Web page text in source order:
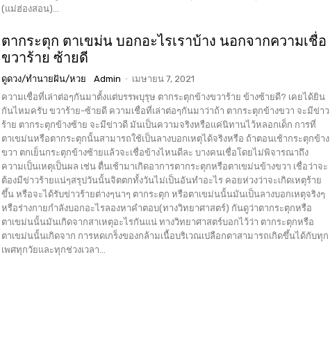
(แม่ฮ่องสอน)...
ตากระตุก ตาเขม่น บอกอะไรเราบ้าง นอกจากความเชื่อ
ขวาร้าย ซ้ายดี
ดูดวง/ทำนายฝัน/หวย Admin - เมษายน 7, 2021
ความเชื่อที่เล่าต่อๆกันมาตั้งแต่บรรพบุรุษ ตากระตุกข้างขวาร้าย ข้างซ้ายดี? เคยได้ยิน
กันไหมครับ ขวาร้าย-ซ้ายดี ความเชื่อที่เล่าต่อๆกันมาว่าถ้า ตากระตุกข้างขวา จะมีข่าว
ร้าย ตากระตุกข้างซ้าย จะมีข่าวดี มันเป็นความจริงหรือแค่นิทานไว้หลอกเด็ก การที่
ตาเขม่นหรือตากระตุกนั้นสามารถใช้เป็นลางบอกเหตุได้จริงหรือ ถ้าตอนเช้ากระตุกข้าง
ขวา ตกเย็นกระตุกข้างซ้ายแล้วจะเชื่อข้างไหนดีละ บางคนเชื่อโดยไม่พิจารณาถึง
ความเป็นเหตุเป็นผล เช่น ตื่นเช้ามาเกิดอาการตากระตุกหรือตาเขม่นข้างขวา เชื่อว่าจะ
ต้องมีข่าวร้ายแน่ๆสรุปวันนั้นจิตตกทั้งวันไม่เป็นอันทำอะไร คอยห่วงว่าจะเกิดเหตุร้าย
ขึ้น หรือจะได้รับข่าวร้ายต่างๆนาๆ ตากระตุก หรือตาเขม่นนั้นมันเป็นลางบอกเหตุจริงๆ
หรือร่างกายกำลังบอกอะไรลองหาคำตอบ(ทางวิทยาศาสตร์) กันดูว่าตากระตุกหรือ
ตาเขม่นนั้นมันเกิดจากสาเหตุอะไรกันแน่ ทางวิทยาศาสตร์บอกไว้ว่า ตากระตุกหรือ
ตาเขม่นนั้นเกิดจาก การหดเกร็งของกล้ามเนื้อบริเวณเปลือกตาสามารถเกิดขึ้นได้กับทุก
เพศทุกวัยและทุกช่วงเวลา...